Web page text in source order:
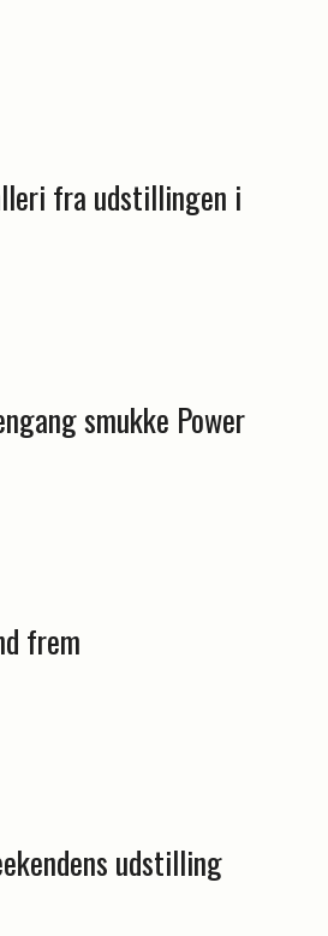
fra udstillingen i
smukke Power
frem
udstilling